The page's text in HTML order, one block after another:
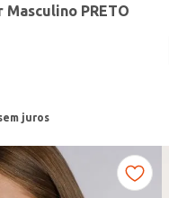
Masculino PRETO